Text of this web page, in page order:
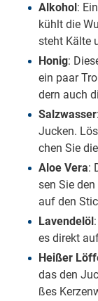
Al­ko­hol:
kühlt die
steht Käl­te
Ho­nig:
ein paar
dern auch
Salz­was­ser
Ju­cken.
chen Sie
Aloe Ve­ra:
sen Sie
auf den
La­ven­del­öl
es di­rekt
Hei­ßer
das den
ßes